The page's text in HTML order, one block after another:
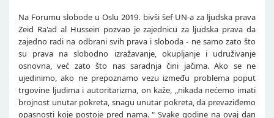
Na Forumu slobode u Oslu 2019. bivši šef UN-a za ljudska prava
Zeid Ra'ad al Hussein pozvao je zajednicu za ljudska prava da
zajedno radi na odbrani svih prava i sloboda - ne samo zato što
su prava na slobodno izražavanje, okupljanje i udruživanje
osnovna, već zato što nas saradnja čini jačima. Ako se ne
ujedinimo, ako ne prepoznamo vezu između problema poput
trgovine ljudima i autoritarizma, on kaže, „nikada nećemo imati
brojnost unutar pokreta, snagu unutar pokreta, da prevaziđemo
opasnosti koje postoje pred nama. " Svake godine na ovaj dan